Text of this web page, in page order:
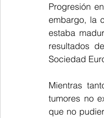
Progresión
embargo, la
estaba
resultados
Sociedad
Mientras
tumores no
que no